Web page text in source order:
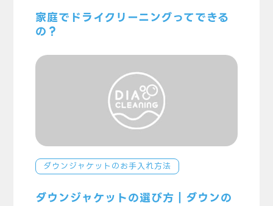
家庭でドライクリーニングってできる
の？
ダウンジャケットのお手入れ方法
ダウンジャケットの選び方｜ダウンの